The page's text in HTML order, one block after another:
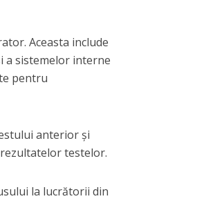
Aceasta include
a sistemelor interne
pentru
anterior și
testelor.
la lucrătorii din